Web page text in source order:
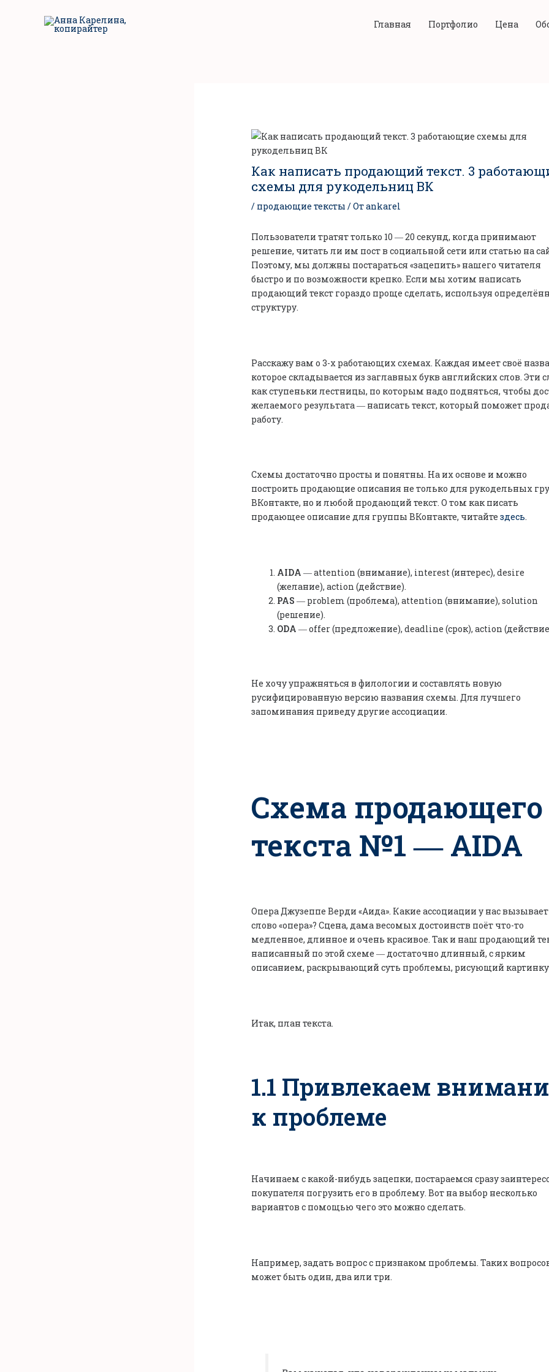
содержимому
Главная Портфолио Цена
Как написать продающий текст. 3
схемы для рукодельниц ВК
/ продающие тексты / Отankarel
Пользователи тратят только 10 ― 20 секунд, когда принимают
решение, читать ли им пост в социальной сети или статью на
Поэтому, мы должны постараться «зацепить» нашего читателя
быстро и по возможности крепко. Если мы хотим написать
продающий текст гораздо проще сделать, используя
структуру.
Расскажу вам о 3-х работающих схемах. Каждая имеет своё
которое складывается из заглавных букв английских слов. Эти
как ступеньки лестницы, по которым надо подняться, чтобы
желаемого результата ― написать текст, который поможет
работу.
Схемы достаточно просты и понятны. На их основе и можно
построить продающие описания не только для рукодельных
ВКонтакте, но и любой продающий текст. О том как писать
продающее описание для группы ВКонтакте, читайтездесь.
AIDA ― attention (внимание), interest (интерес), desire
(желание), action (действие).
PAS ― problem (проблема), attention (внимание), solution
(решение).
ODA ― offer (предложение), deadline (срок), action
Не хочу упражняться в филологии и составлять новую
русифицированную версию названия схемы. Для лучшего
запоминания приведу другие ассоциации.
Схема продающего
текста №1 ―AIDA
Опера Джузеппе Верди «Аида». Какие ассоциации у нас вызывает
слово «опера»? Сцена, дама весомых достоинств поёт что-то
медленное, длинное и очень красивое. Так и наш продающий
написанный по этой схеме ― достаточно длинный, с ярким
описанием, раскрывающий суть проблемы, рисующий
Итак, план текста.
1.1 Привлекаем
к проблеме
Начинаем с какой-нибудь зацепки, постараемся сразу
покупателя погрузить его в проблему. Вот на выбор несколько
вариантов с помощью чего это можно сделать.
Например, задать вопрос с признаком проблемы. Таких
может быть один, два или три.